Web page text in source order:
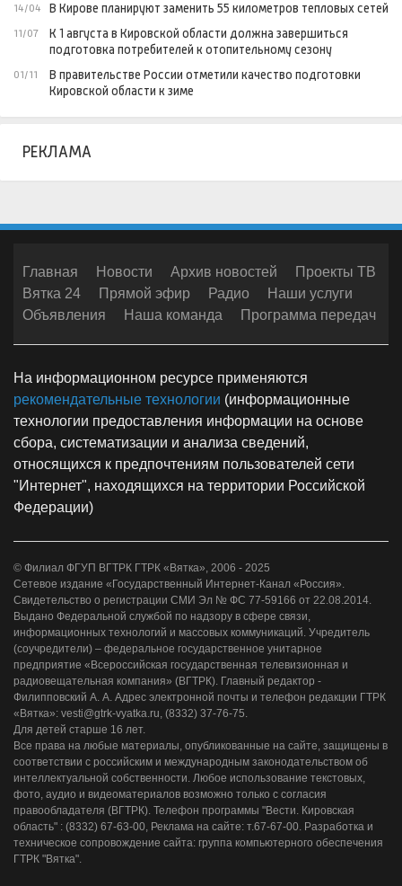
14/04 В Кирове планируют заменить 55 километров тепловых сетей
11/07
К 1 августа в Кировской области должна завершиться
подготовка потребителей к отопительному сезону
01/11
В правительстве России отметили качество подготовки
Кировской области к зиме
РЕКЛАМА
Главная Новости Архив новостей
Проекты ТВ
Вятка 24
Прямой эфир Радио
Наши услуги
Объявления
Наша команда Программа передач
На информационном ресурсе применяются
рекомендательные технологии (информационные
технологии предоставления информации на основе
сбора, систематизации и анализа сведений,
относящихся к предпочтениям пользователей сети
"Интернет", находящихся на территории Российской
Федерации)
© Филиал ФГУП ВГТРК ГТРК «Вятка», 2006 - 2025
Сетевое издание «Государственный Интернет-Канал «Россия».
Свидетельство о регистрации СМИ Эл № ФС 77-59166 от 22.08.2014.
Выдано Федеральной службой по надзору в сфере связи,
информационных технологий и массовых коммуникаций. Учредитель
(соучредители) – федеральное государственное унитарное
предприятие «Всероссийская государственная телевизионная и
радиовещательная компания» (ВГТРК). Главный редактор -
Филипповский А. А. Адрес электронной почты и телефон редакции ГТРК
«Вятка»: vesti@gtrk-vyatka.ru, (8332) 37-76-75.
Для детей старше 16 лет.
Все права на любые материалы, опубликованные на сайте, защищены в
соответствии с российским и международным законодательством об
интеллектуальной собственности. Любое использование текстовых,
фото, аудио и видеоматериалов возможно только с согласия
правообладателя (ВГТРК). Телефон программы "Вести. Кировская
область" : (8332) 67-63-00, Реклама на сайте: т.67-67-00. Разработка и
техническое сопровождение сайта: группа компьютерного обеспечения
ГТРК "Вятка".